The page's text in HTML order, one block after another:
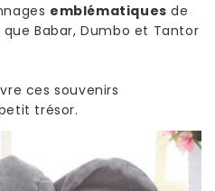
emblématiques de
Babar, Dumbo et Tantor
ces souvenirs
trésor.